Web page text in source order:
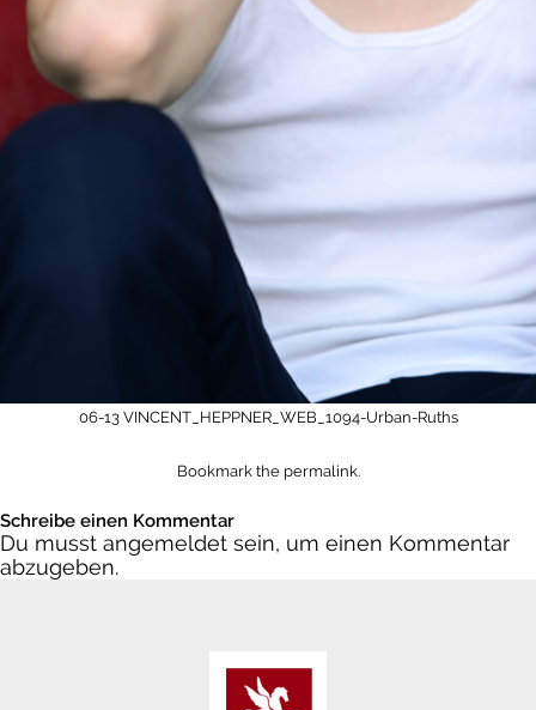
06-13 VINCENT_HEPPNER_WEB_1094-Urban-Ruths
Bookmark the permalink.
Schreibe einen Kommentar
Du musst angemeldet sein, um einen Kommentar
abzugeben.